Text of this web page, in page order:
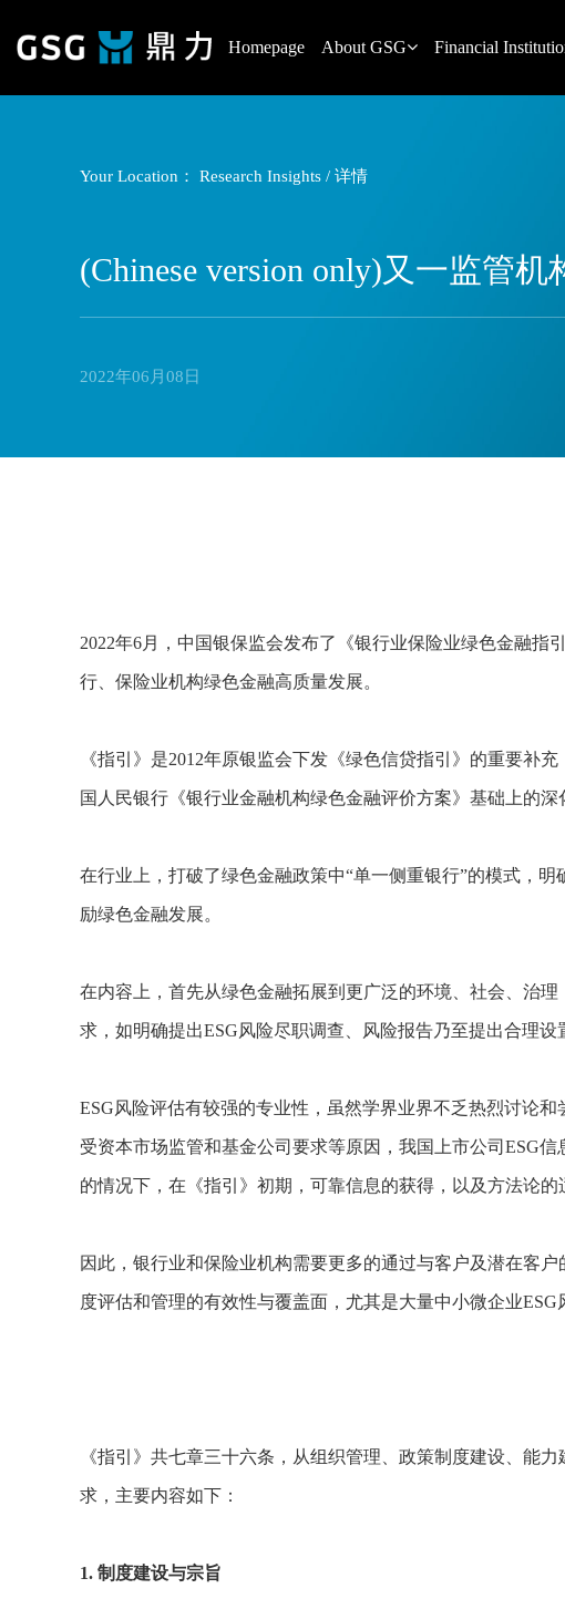
Homepage About GSG Financial
Your Location： Research Insights / 详情
(Chinese version only)又一监管
2022年06月08日
2022年6月，中国银保监会发布了《银行业保险业绿色金融
行、保险业机构绿色金融高质量发展。
《指引》是2012年原银监会下发《绿色信贷指引》的重要补
国人民银行《银行业金融机构绿色金融评价方案》基础上的深
在行业上，打破了绿色金融政策中“单一侧重银行”的模式，
励绿色金融发展。
在内容上，首先从绿色金融拓展到更广泛的环境、社会、治
求，如明确提出ESG风险尽职调查、风险报告乃至提出合理
ESG风险评估有较强的专业性，虽然学界业界不乏热烈讨论
受资本市场监管和基金公司要求等原因，我国上市公司ESG
的情况下，在《指引》初期，可靠信息的获得，以及方法论
因此，银行业和保险业机构需要更多的通过与客户及潜在客
度评估和管理的有效性与覆盖面，尤其是大量中小微企业
《指引》共七章三十六条，从组织管理、政策制度建设、能
求，主要内容如下：
1. 制度建设与宗旨